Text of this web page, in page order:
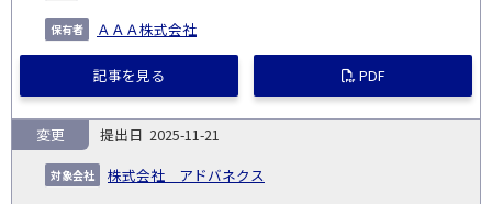
ＡＡＡ株式会社
記事を見る PDF
2025-11-21
株式会社 アドバネクス
変更